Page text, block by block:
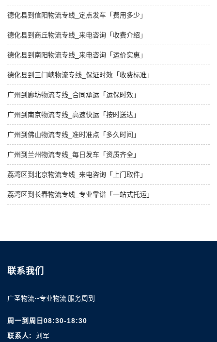
德化县到信阳物流专线_定点发车「费用多少」
德化县到商丘物流专线_来电咨询「收费介绍」
德化县到南阳物流专线_来电咨询「运价实惠」
德化县到三门峡物流专线_保证时效「收费标准」
广州到廊坊物流专线_合同承运「运保时效」
广州到南京物流专线_高速快运「按时送达」
广州到佛山物流专线_准时准点「多久时间」
广州到兰州物流专线_每日发车「资质齐全」
荔湾区到北京物流专线_来电咨询「上门取件」
荔湾区到长春物流专线_专业靠谱「一站式托运」
联系我们
广圣物流--专业物流 服务周到
周一到周日08:30-18:30
联系人:
刘军